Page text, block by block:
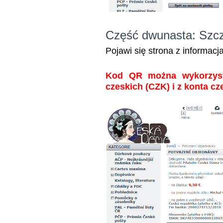
Część dwunasta:
Pojawi się strona z
Kod QR można
czeskich (CZK) i z konta